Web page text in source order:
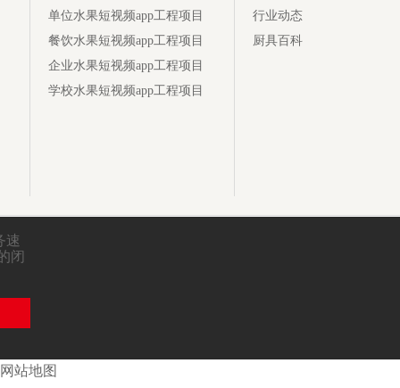
单位水果短视频app工程项目
餐饮水果短视频app工程项目
企业水果短视频app工程项目
学校水果短视频app工程项目
行业动态
厨具百科
速
闭
网站地图